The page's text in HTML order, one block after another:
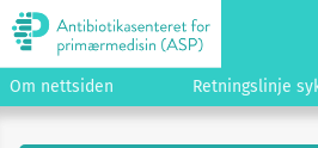
Om nettsiden Retningslinje